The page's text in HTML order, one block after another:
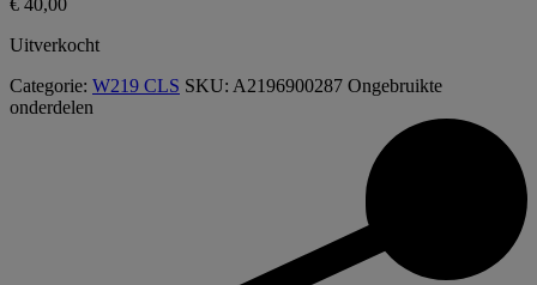
Uitverkocht
Categorie: W219 CLS SKU: A2196900287 Ongebruikte
onderdelen